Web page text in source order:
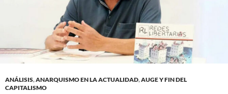
ANÁLISIS,ANARQUISMO EN LA ACTUALIDAD,AUGE Y FIN DEL
CAPITALISMO